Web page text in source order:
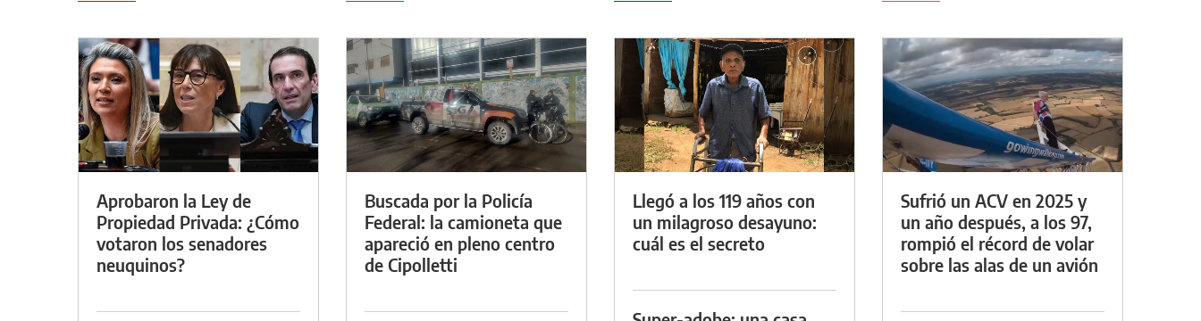
Aprobaron la Ley de
Propiedad Privada: ¿Cómo
votaron los senadores
neuquinos?
Buscada por la Policía
Federal: la camioneta que
apareció en pleno centro
de Cipolletti
Llegó a los 119 años con
un milagroso desayuno:
cuál es el secreto
Sufrió un ACV en 2025 y
un año después, a los 97,
rompió el récord de volar
sobre las alas de un avión